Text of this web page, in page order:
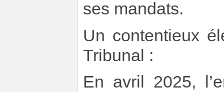
ses mandats.
Un contentieux
Tribunal :
En avril 2025,